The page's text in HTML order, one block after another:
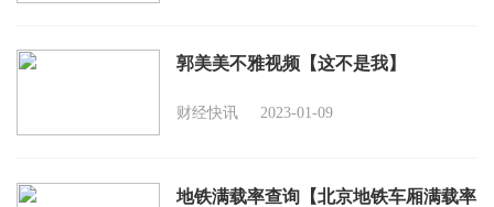
郭美美不雅视频【这不是我】
财经快讯 2023-01-09
地铁满载率查询【北京地铁车厢满载率